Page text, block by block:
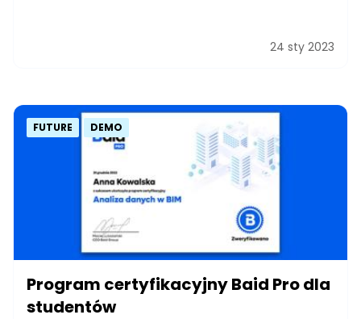
24 sty 2023
FUTURE DEMO
Program certyfikacyjny Baid Pro dla
studentów